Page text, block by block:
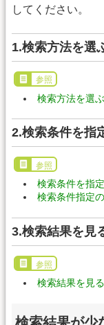
してください。
1.検索方法を選
参照
検索方法を選ぶ
2.検索条件を指
参照
検索条件を指
検索条件指定
3.検索結果を見
参照
検索結果を見る